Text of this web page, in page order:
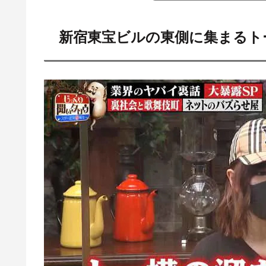
新宿東宝ビルの東側に集まる